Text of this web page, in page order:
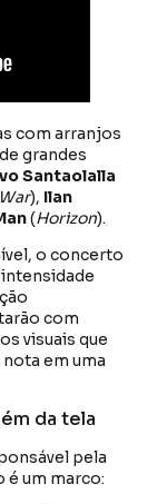
com arranjos
grandes
Santaolalla
), Ilan
(Horizon).
o concerto
intensidade
com
visuais que
em uma
da tela
pela
é um marco: